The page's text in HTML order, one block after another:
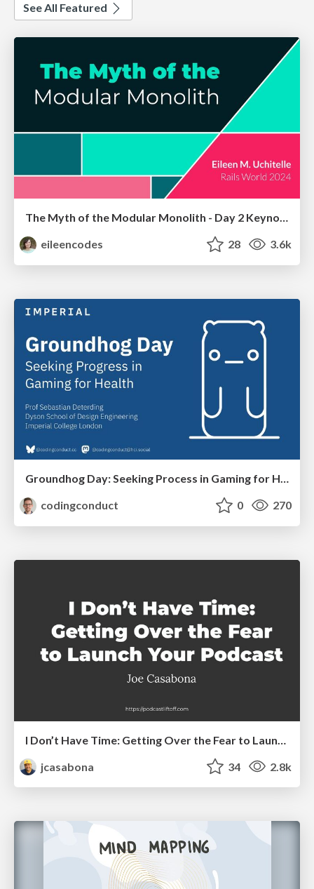
See All Featured
eileencodes
28 3.6k
Groundhog Day: Seeking Process in Gaming for Health
codingconduct
0 270
jcasabona
34 2.8k